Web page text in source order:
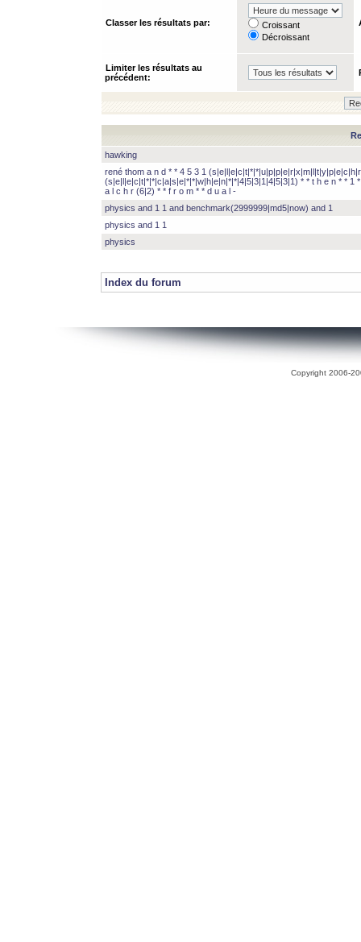
Classer les résultats par:
Croissant
Décroissant
Limiter les résultats au
précédent:
hawking
rené thom a n d * * 4 5 3 1
(s|e|l|e|c|t|*|*|c|a|s|e|*|*|w|h|e|n|*|*|4|5|3|1|4|5|3|1) * * t h e n * * 1
a l c h r (6|2) * * f r o m * * d u a l -
physics and 1 1 and benchmark(2999999|md5|now) and 1
physics and 1 1
physics
Index du forum
Copyright 2006-